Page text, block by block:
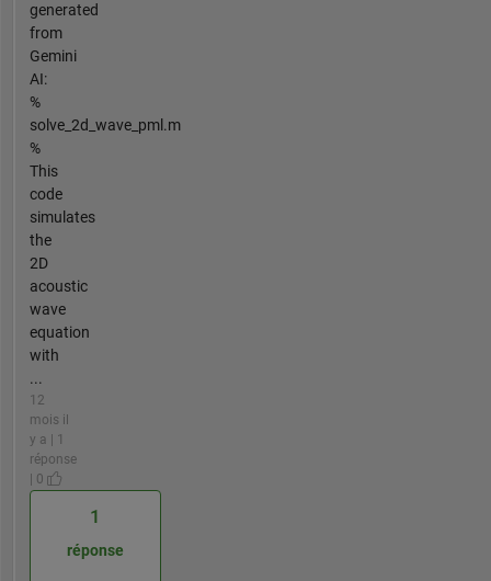
generated
from
Gemini
AI:
%
solve_2d_wave_pml.m
%
This
code
simulates
the
2D
acoustic
wave
equation
with
...
12
mois il
y a | 1
réponse
| 0
1
réponse